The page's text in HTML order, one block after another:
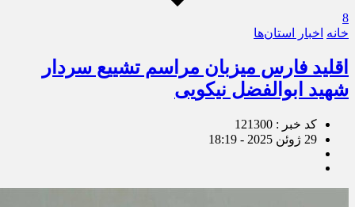
8
خانه اخبار استان‌ها
اقلید فارس میزبان مراسم تشییع سردار
شهید ابوالفضل نیکویی
کد خبر : 121300
29 ژوئن 2025 - 18:19